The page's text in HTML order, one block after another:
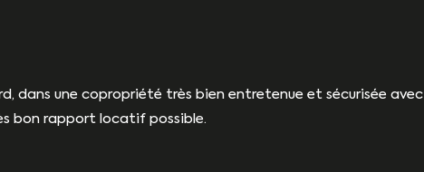
dans une copropriété très bien entretenue et sécurisée
bon rapport locatif possible.